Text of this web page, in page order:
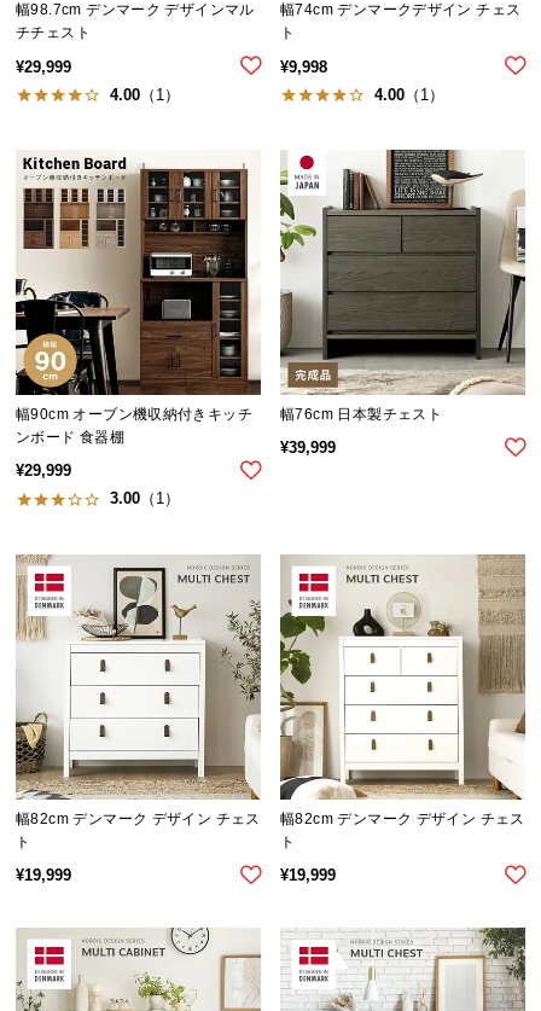
ャ
ン
セ
ル
つ
い
て
証
つ
い
て
会
員
に
つ
い
お
客
様
サ
ー
お
幅98.7cm デンマーク デザインマル
チチェスト
¥29,999
4.00 （1）
幅74cm デンマークデザイン チェス
ト
¥9,998
4.00 （1）
幅90cm オーブン機収納付きキッチ
ンボード 食器棚
¥29,999
3.00 （1）
幅76cm 日本製チェスト
¥39,999
幅82cm デンマーク デザイン チェス
ト
¥19,999
幅82cm デンマーク デザイン チェス
ト
¥19,999